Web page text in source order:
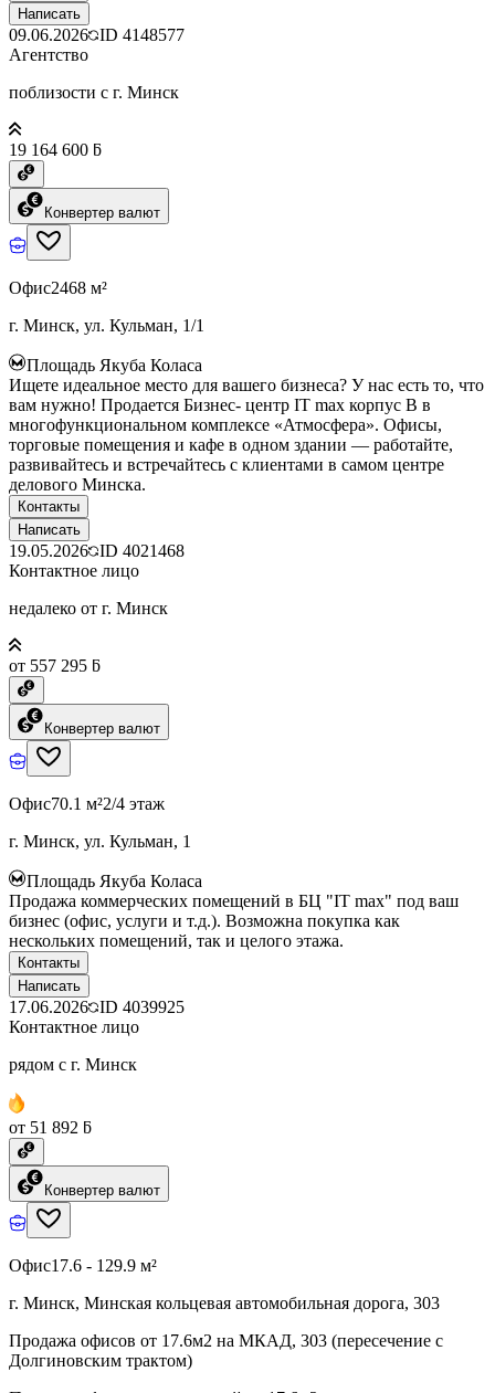
Написать
09.06.2026 ID 4148577
Агентство
поблизости с г. Минск
19 164 600 ƃ
Конвертер валют
Офис2468 м²
г. Минск, ул. Кульман, 1/1
Площадь Якуба Коласа
Ищете идеальное место для вашего бизнеса? У нас есть то, что
вам нужно! Продается Бизнес- центр IT max корпус B в
многофункциональном комплексе «Атмосфера». Офисы,
торговые помещения и кафе в одном здании — работайте,
развивайтесь и встречайтесь с клиентами в самом центре
делового Минска.
Контакты
Написать
19.05.2026 ID 4021468
Контактное лицо
недалеко от г. Минск
от 557 295 ƃ
Конвертер валют
Офис70.1 м²2/4 этаж
г. Минск, ул. Кульман, 1
Площадь Якуба Коласа
Продажа коммерческих помещений в БЦ "IT max" под ваш
бизнес (офис, услуги и т.д.). Возможна покупка как
нескольких помещений, так и целого этажа.
Контакты
Написать
17.06.2026 ID 4039925
Контактное лицо
рядом с г. Минск
от 51 892 ƃ
Конвертер валют
Офис17.6 - 129.9 м²
г. Минск, Минская кольцевая автомобильная дорога, 303
Продажа офисов от 17.6м2 на МКАД, 303 (пересечение с
Долгиновским трактом)